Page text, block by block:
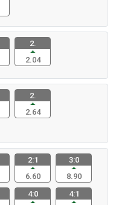
2.
2.04
2.
2.64
2:1
6.60
3:0
8.90
4:0
4:1